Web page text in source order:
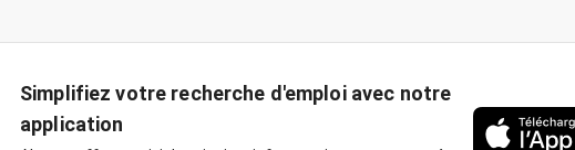
Simplifiez votre recherche d'emploi avec notre
application